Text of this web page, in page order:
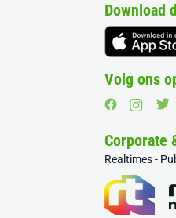
Download
Volg ons
Corporate
Realtimes -